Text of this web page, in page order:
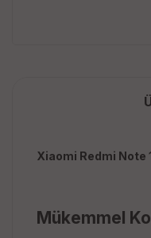
Xiaomi Redmi Note
Mükemmel